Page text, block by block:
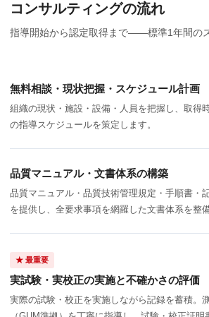
コンサルティングの流れ
指導開始から認定取得まで——標準1年間の
無料相談・現状把握・スケジュール計画
組織の現状・施設・設備・人員を把握し、取得
の指導スケジュールを策定します。
品質マニュアル・文書体系の構築
品質マニュアル・品質技術管理規定・手順書・
を提供し、全要求事項を網羅した文書体系を整
★ 最重要
実試験・実校正の実施と不確かさの評価
実際の試験・校正を実施しながら記録を蓄積。